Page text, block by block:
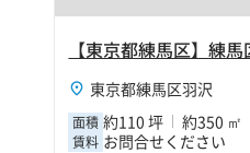
東京都練馬区羽沢
面積 約110 坪 約350 ㎡
賃料 お問合せください